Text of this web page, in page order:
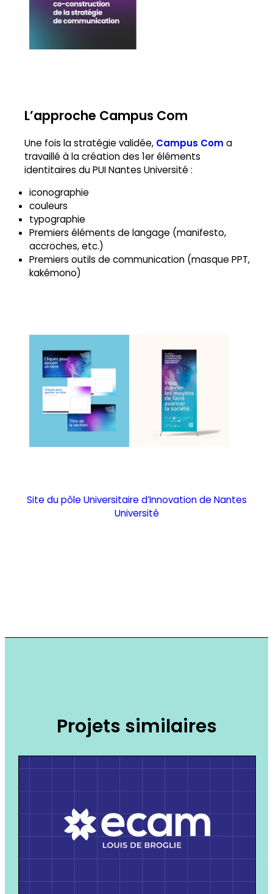
L’approche Campus Com
Une fois la stratégie validée, Campus Com a
travaillé à la création des 1er éléments
identitaires du PUI Nantes Université :
iconographie
couleurs
typographie
Premiers éléments de langage (manifesto,
accroches, etc.)
Premiers outils de communication (masque PPT,
kakémono)
Site du pôle Universitaire d’Innovation de Nantes
Université
Projets similaires